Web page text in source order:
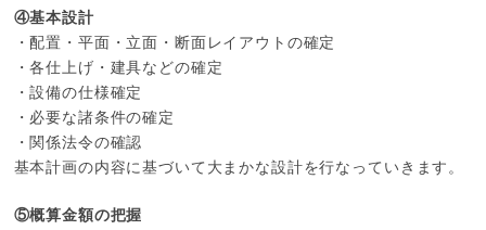
④基本設計
・配置・平面・立面・断面レイアウトの確定
・各仕上げ・建具などの確定
・設備の仕様確定
・必要な諸条件の確定
・関係法令の確認
基本計画の内容に基づいて大まかな設計を行なっていきます。
⑤概算金額の把握